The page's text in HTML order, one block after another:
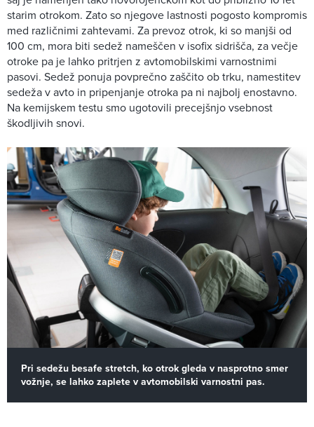
starim otrokom. Zato so njegove lastnosti pogosto kompromis
med različnimi zahtevami. Za prevoz otrok, ki so manjši od
100 cm, mora biti sedež nameščen v isofix sidrišča, za večje
otroke pa je lahko pritrjen z avtomobilskimi varnostnimi
pasovi. Sedež ponuja povprečno zaščito ob trku, namestitev
sedeža v avto in pripenjanje otroka pa ni najbolj enostavno.
Na kemijskem testu smo ugotovili precejšnjo vsebnost
škodljivih snovi.
Pri sedežu besafe stretch, ko otrok gleda v nasprotno smer
vožnje, se lahko zaplete v avtomobilski varnostni pas.